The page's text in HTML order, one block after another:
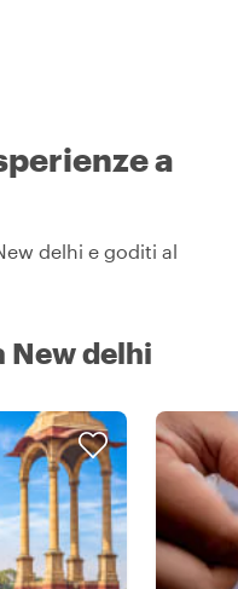
a
delhi e goditi al
New delhi